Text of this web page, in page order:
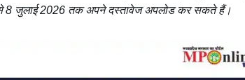
से 8 जुलाई 2026 तक अपने दस्तावेज अपलोड कर सकते हैं।